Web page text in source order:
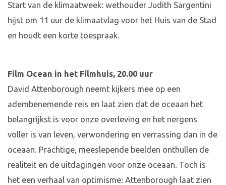
Start van de klimaatweek: wethouder Judith Sargentini
hijst om 11 uur de klimaatvlag voor het Huis van de Stad
en houdt een korte toespraak.
Film Ocean in het Filmhuis, 20.00 uur
David Attenborough neemt kijkers mee op een
adembenemende reis en laat zien dat de oceaan het
belangrijkst is voor onze overleving en het nergens
voller is van leven, verwondering en verrassing dan in de
oceaan. Prachtige, meeslepende beelden onthullen de
realiteit en de uitdagingen voor onze oceaan. Toch is
het een verhaal van optimisme: Attenborough laat zien